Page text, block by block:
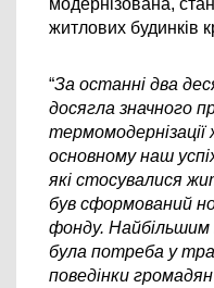
модернізована,
житлових будинків
“За останні два
досягла значного
основному наш
які стосувалися
був сформований
фонду. Найбільшим
була потреба у
поведінки